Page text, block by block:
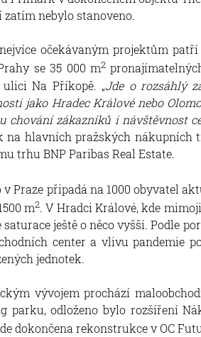
zatím nebylo stanoveno.
očekávaným projektům
se 35 000 m2
Na Příkopě. „Jde o rozsáhlý
jako Hradec Králové nebo
chování zákazníků i návštěvnost
na hlavních pražských nákupních
trhu BNP Paribas Real Estate.
v Praze připadá na 1000 obyvatel
m2. V Hradci Králové, kde
saturace ještě o něco vyšší. Podle
center a vlivu pandemie
jednotek.
vývojem prochází
parku, odloženo bylo rozšíření
dokončena rekonstrukce v OC